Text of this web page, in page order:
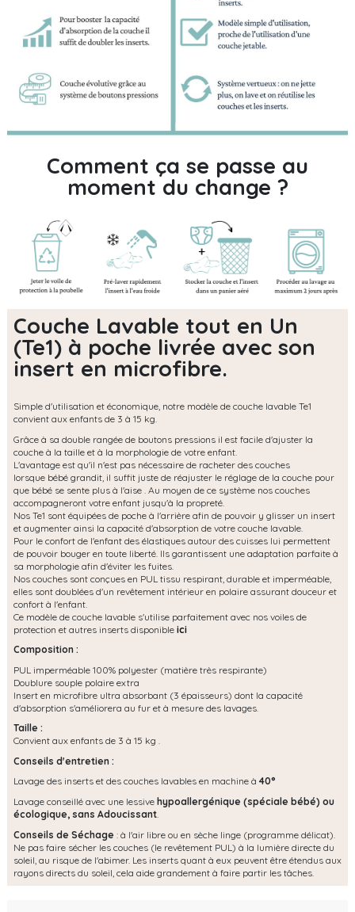
Comment ça se passe au
moment du change ?
Couche Lavable tout en Un
(Te1) à poche livrée avec son
insert en microfibre.
Simple d'utilisation et économique, notre modèle de couche lavable Te1
convient aux enfants de 3 à 15 kg.
Grâce à sa double rangée de boutons pressions il est facile d'ajuster la
couche à la taille et à la morphologie de votre enfant.
L'avantage est qu'il n'est pas nécessaire de racheter des couches
lorsque bébé grandit, il suffit juste de réajuster le réglage de la couche pour
que bébé se sente plus à l'aise . Au moyen de ce système nos couches
accompagneront votre enfant jusqu'à la propreté.
Nos Te1 sont équipées de poche à l'arrière afin de pouvoir y glisser un insert
et augmenter ainsi la capacité d'absorption de votre couche lavable.
Pour le confort de l'enfant des élastiques autour des cuisses lui permettent
de pouvoir bouger en toute liberté. Ils garantissent une adaptation parfaite à
sa morphologie afin d'éviter les fuites.
Nos couches sont conçues en PUL tissu respirant, durable et imperméable,
elles sont doublées d'un revêtement intérieur en polaire assurant douceur et
confort à l'enfant.
Ce modèle de couche lavable s'utilise parfaitement avec nos voiles de
protection et autres inserts disponible ici
Composition :
PUL imperméable 100% polyester (matière très respirante)
Doublure souple polaire extra
Insert en microfibre ultra absorbant (3 épaisseurs) dont la capacité
d'absorption s'améliorera au fur et à mesure des lavages.
Taille :
Convient aux enfants de 3 à 15 kg .
Conseils d'entretien :
Lavage des inserts et des couches lavables en machine à 40°
Lavage conseillé avec une lessive hypoallergénique (spéciale bébé) ou
écologique, sans Adoucissant.
Conseils de Séchage : à l'air libre ou en sèche linge (programme délicat).
Ne pas faire sécher les couches (le revêtement PUL) à la lumière directe du
soleil, au risque de l'abimer. Les inserts quant à eux peuvent être étendus aux
rayons directs du soleil, cela aide grandement à faire partir les tâches.